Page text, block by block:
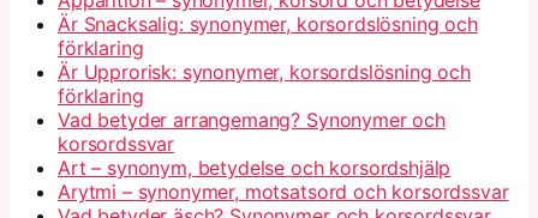
Är Snacksalig: synonymer, korsordslösning och
förklaring
Är Upprorisk: synonymer, korsordslösning och
förklaring
Vad betyder arrangemang? Synonymer och
korsordssvar
Art – synonym, betydelse och korsordshjälp
Arytmi – synonymer, motsatsord och korsordssvar